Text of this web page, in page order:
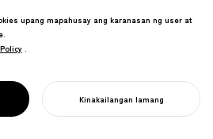
Disenyo para sa mga distilled spirits na
branding ay nakakuha ng maraming
pandaigdigang parangal.
SIMULAN ANG INYONG PROYEKTO
upang mapahusay ang karanasan ng user at
.
Kinakailangan lamang